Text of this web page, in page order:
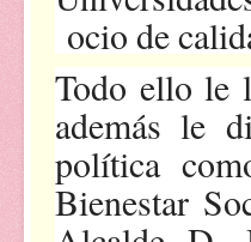
ocio de
Todo ello le
además le
política
Bienestar